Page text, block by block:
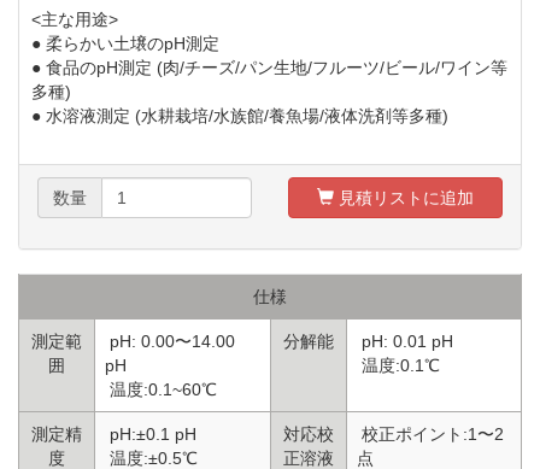
<主な用途>
● 柔らかい土壌のpH測定
● 食品のpH測定 (肉/チーズ/パン生地/フルーツ/ビール/ワイン等
多種)
● 水溶液測定 (水耕栽培/水族館/養魚場/液体洗剤等多種)
数量 見積リストに追加
仕様
測定範
囲
pH: 0.00〜14.00
pH
温度:0.1~60℃
分解能
pH: 0.01 pH
温度:0.1℃
測定精
度
pH:±0.1 pH
温度:±0.5℃
対応校
正溶液
校正ポイント:1〜2
点